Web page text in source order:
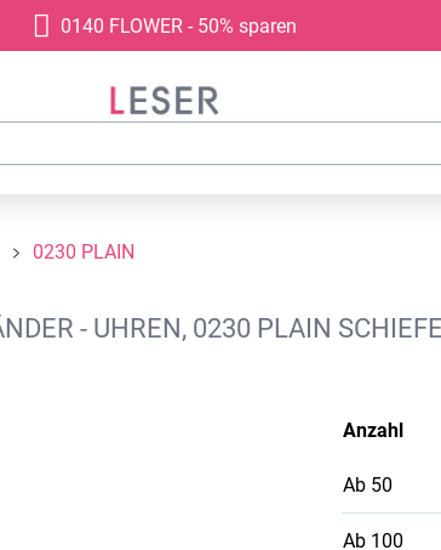
0140 FLOWER - 50% sparen
0230 PLAIN
- UHREN, 0230 PLAIN
Anzahl
Ab 50
Ab 100